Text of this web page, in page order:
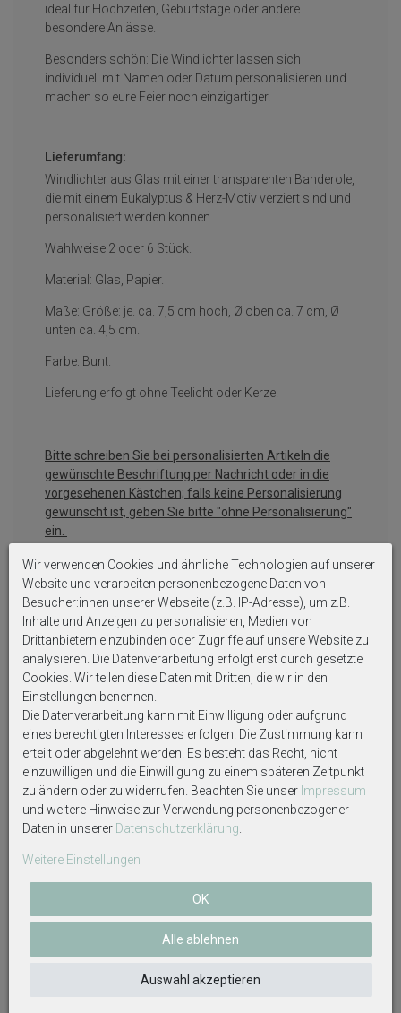
ideal für Hochzeiten, Geburtstage oder andere
besondere Anlässe.
Besonders schön: Die Windlichter lassen sich
individuell mit Namen oder Datum personalisieren und
machen so eure Feier noch einzigartiger.
Lieferumfang:
Windlichter aus Glas mit einer transparenten Banderole,
die mit einem Eukalyptus & Herz-Motiv verziert sind und
personalisiert werden können.
Wahlweise 2 oder 6 Stück.
Material: Glas, Papier.
Maße: Größe: je. ca. 7,5 cm hoch, Ø oben ca. 7 cm, Ø
unten ca. 4,5 cm.
Farbe: Bunt.
Lieferung erfolgt ohne Teelicht oder Kerze.
Bitte schreiben Sie bei personalisierten Artikeln die
gewünschte Beschriftung per Nachricht oder in die
vorgesehenen Kästchen; falls keine Personalisierung
gewünscht ist, geben Sie bitte "ohne Personalisierung"
ein.
Manchmal kann ein Artikel ohne Personalisierung nicht
versendet werden, dann müssen wir leider nach 12
Stunden ohne Angabe stornieren.
Personalisierte Artikel sind vom Umtausch
ausgeschlossen!
Auf Produktbildern abgebildetes Zubehör sowie
Dekoartikel gehören nicht zum Lieferumfang, sofern
diese nicht ausdrücklich eingeschlossen werden.
Weitere interessante Artikel
Wir verwenden Cookies und ähnliche Technologien auf unserer
Website und verarbeiten personenbezogene Daten von
Besucher:innen unserer Webseite (z.B. IP-Adresse), um z.B.
Inhalte und Anzeigen zu personalisieren, Medien von
Drittanbietern einzubinden oder Zugriffe auf unsere Website zu
analysieren. Die Datenverarbeitung erfolgt erst durch gesetzte
Cookies. Wir teilen diese Daten mit Dritten, die wir in den
Einstellungen benennen.
Die Datenverarbeitung kann mit Einwilligung oder aufgrund
eines berechtigten Interesses erfolgen. Die Zustimmung kann
erteilt oder abgelehnt werden. Es besteht das Recht, nicht
einzuwilligen und die Einwilligung zu einem späteren Zeitpunkt
zu ändern oder zu widerrufen. Beachten Sie unser Impressum
und weitere Hinweise zur Verwendung personenbezogener
Daten in unserer Daten­schutz­erklärung
Weitere Einstellungen
OK
Alle ablehnen
Auswahl akzeptieren